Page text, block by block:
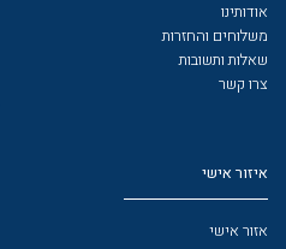
אודותינו
משלוחים והחזרות
שאלות ותשובות
צרו קשר
איזור אישי
אזור אישי